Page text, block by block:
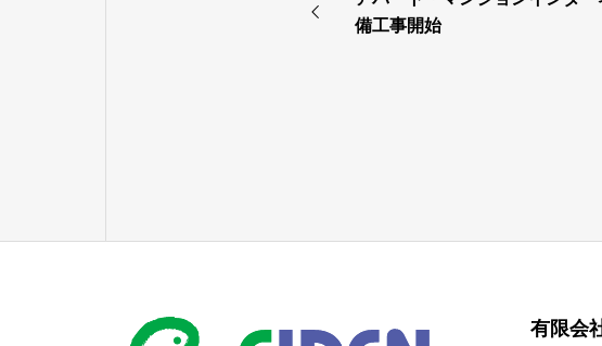
備工事開始
有限会